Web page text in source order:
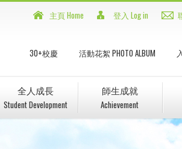
主頁 Home 登入 Log in
30+校慶 活動花絮 PHOTO ALBUM
全人成長
Student Development
師生成就
Achievement